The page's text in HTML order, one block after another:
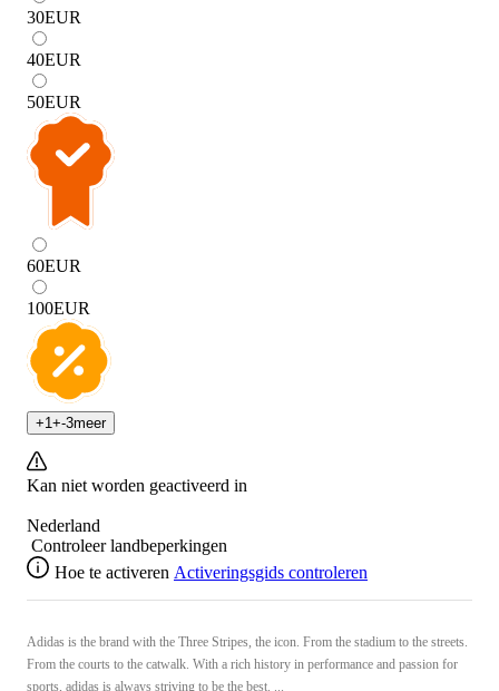
30EUR
40EUR
50EUR
60EUR
100EUR
+1+-3meer
Kan niet worden geactiveerd in
Nederland
Controleer landbeperkingen
Hoe te activeren Activeringsgids controleren
Adidas is the brand with the Three Stripes, the icon. From the stadium to the streets.
From the courts to the catwalk. With a rich history in performance and passion for
sports, adidas is always striving to be the best. ...